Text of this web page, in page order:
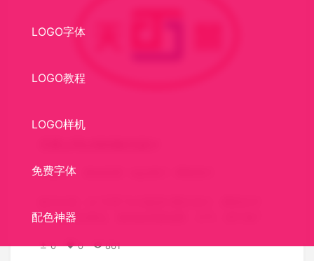
LOGO字体
LOGO教程
LOGO样机
免费字体
配色神器
关键词：
间，文字在两边，整体效果要稳重，大气，便于推广
0 0 861